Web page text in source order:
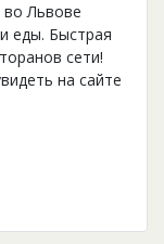
Львове
еды. Быстрая
сети!
на сайте